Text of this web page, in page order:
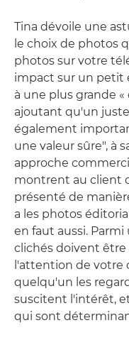
Tina dévoile une
le choix de photos
photos sur votre
impact sur un petit
à une plus grande «
ajoutant qu'un
également
une valeur sûre", à
approche
montrent au client
présenté de
a les photos
en faut aussi.
clichés doivent
l'attention de votre
quelqu'un les
suscitent l'intérêt,
qui sont